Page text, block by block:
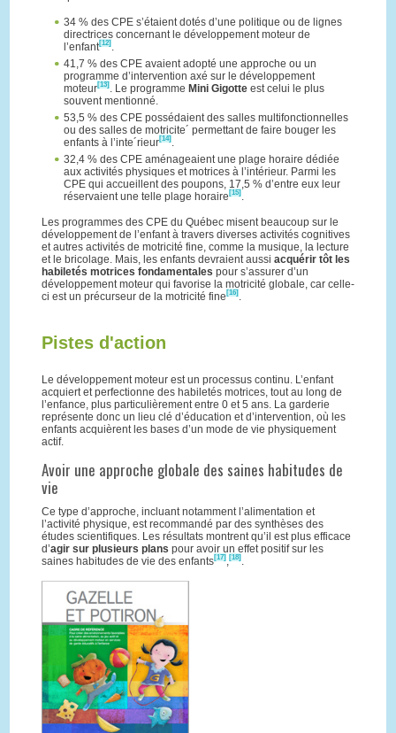
34 % des CPE s’étaient dotés d’une politique ou de lignes
directrices concernant le développement moteur de
l’enfant[12] .
41,7 % des CPE avaient adopté une approche ou un
programme d’intervention axé sur le développement
moteur[13] . Le programme Mini Gigotteest celui le plus
souvent mentionné.
53,5 % des CPE possédaient des salles multifonctionnelles
ou des salles de motricite´ permettant de faire bouger les
enfants à l’inte´rieur[14] .
32,4 % des CPE aménageaient une plage horaire dédiée
aux activités physiques et motrices à l’intérieur. Parmi les
CPE qui accueillent des poupons, 17,5 % d’entre eux leur
réservaient une telle plage horaire [15] .
Les programmes des CPE du Québec misent beaucoup sur le
développement de l’enfant à travers diverses activités cognitives
et autres activités de motricité fine, comme la musique, la lecture
et le bricolage. Mais, les enfants devraient aussi acquérir tôt les
habiletés motrices fondamentales pour s’assurer d’un
développement moteur qui favorise la motricité globale, car celle-
ci est un précurseur de la motricité fine [16] .
Pistes d'action
Le développement moteur est un processus continu. L’enfant
acquiert et perfectionne des habiletés motrices, tout au long de
l’enfance, plus particulièrement entre 0 et 5 ans. La garderie
représente donc un lieu clé d’éducation et d’intervention, où les
enfants acquièrent les bases d’un mode de vie physiquement
actif.
Avoir une approche globale des saines habitudes de
vie
Ce type d’approche, incluant notamment l’alimentation et
l’activité physique, est recommandé par des synthèses des
études scientifiques. Les résultats montrent qu’il est plus efficace
d’agir sur plusieurs plans pour avoir un effet positif sur les
saines habitudes de vie des enfants[17] , [18] .